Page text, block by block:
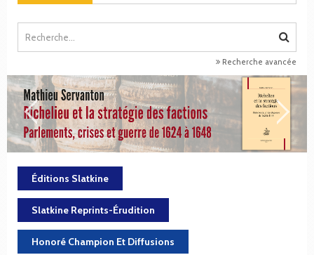
Recherche avancée
Éditions Slatkine
Slatkine Reprints-Érudition
Honoré Champion Et Diffusions